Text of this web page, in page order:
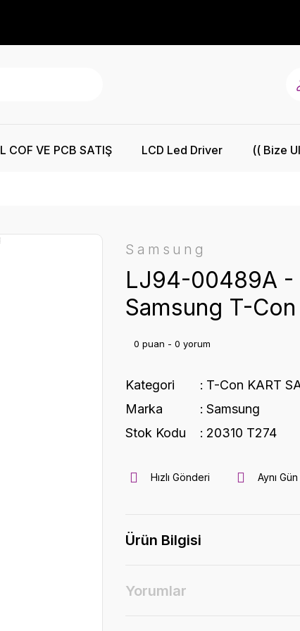
COF VE PCB SATIŞ LCD Led Driver (( Bize
Samsung
LJ94-00489A -
Samsung T-
0 puan - 0 yorum
Kategori
T-Con KART
Marka
Samsung
Stok Kodu
20310 T274
Hızlı Gönderi Aynı
Ürün Bilgisi
Yorumlar